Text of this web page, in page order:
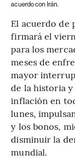
acuerdo con Irán.
El acuerdo de
firmará el
para los
meses de
mayor
de la historia
inflación en
lunes,
y los bonos,
disminuir la
mundial.